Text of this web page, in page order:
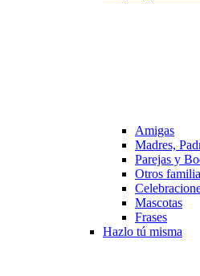
Amigas
Madres,
Parejas y
Otros
Mascotas
Frases
Hazlo tú misma